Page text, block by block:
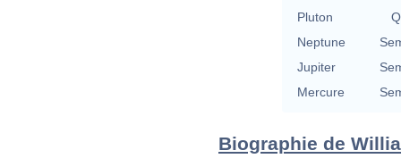
Pluton
Neptune
Jupiter
Mercure
Biographie de